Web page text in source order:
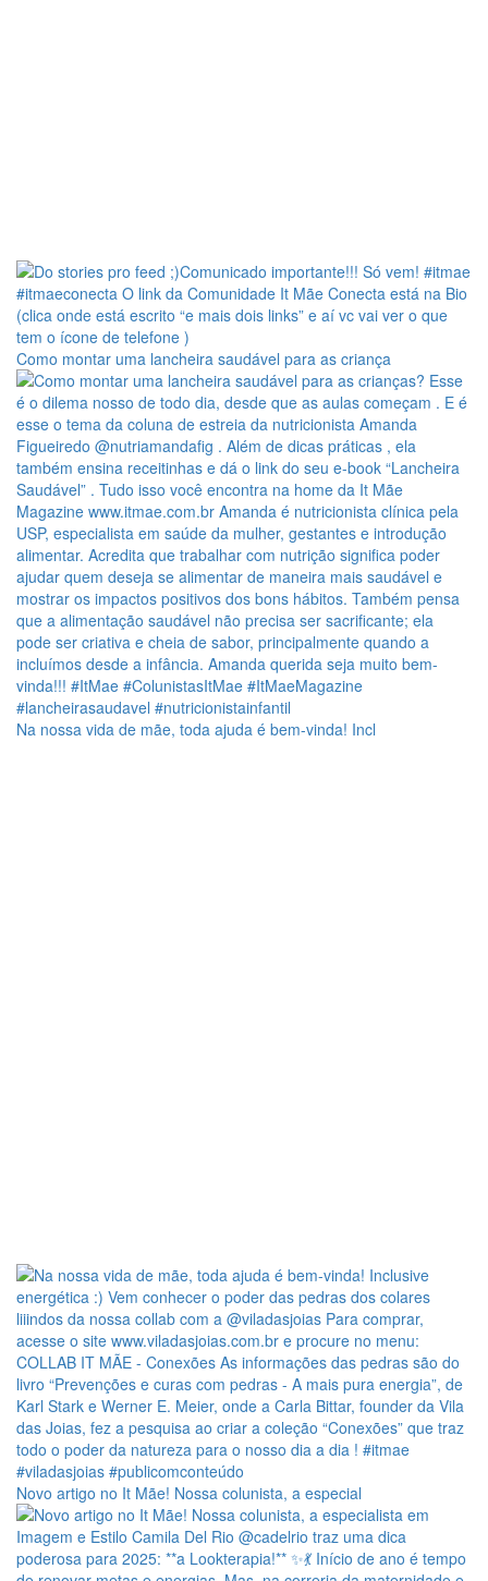
Como montar uma lancheira saudável para as criança
Na nossa vida de mãe, toda ajuda é bem-vinda! Incl
Novo artigo no It Mãe! Nossa colunista, a especial